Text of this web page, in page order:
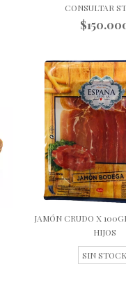
CONSULTAR
JAMÓN CRUDO X
HIJOS
SIN STOCK